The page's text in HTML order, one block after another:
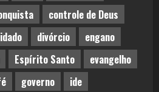
controle de Deus
divórcio
engano
Espírito Santo
evangelho
governo
ide